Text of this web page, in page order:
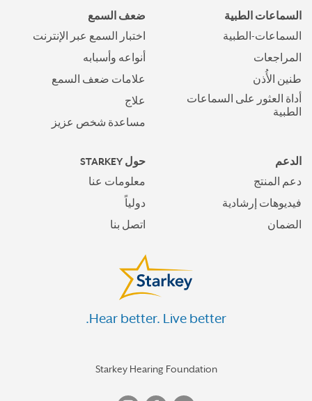
السماعات الطبية
السماعات-الطبية
المراجعات
طنين الأُذن
أداة العثور على السماعات
الطبية
ضعف السمع
اختبار السمع عبر الإنترنت
أنواعه وأسبابه
علامات ضعف السمع
علاج
مساعدة شخص عزيز
الدعم
دعم المنتج
فيديوهات إرشادية
الضمان
حول STARKEY
معلومات عنا
دولياً
اتصل بنا
Hear better. Live better.
Starkey Hearing Foundation